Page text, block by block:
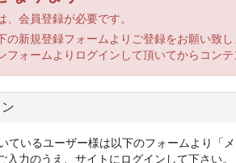
会員登録が必要です。
の新規登録フォームよりご登録をお願い致し
フォームよりログインして頂いてからコンテ
ているユーザー様は以下のフォームより「
入力のうえ、サイトにログインして下さい。